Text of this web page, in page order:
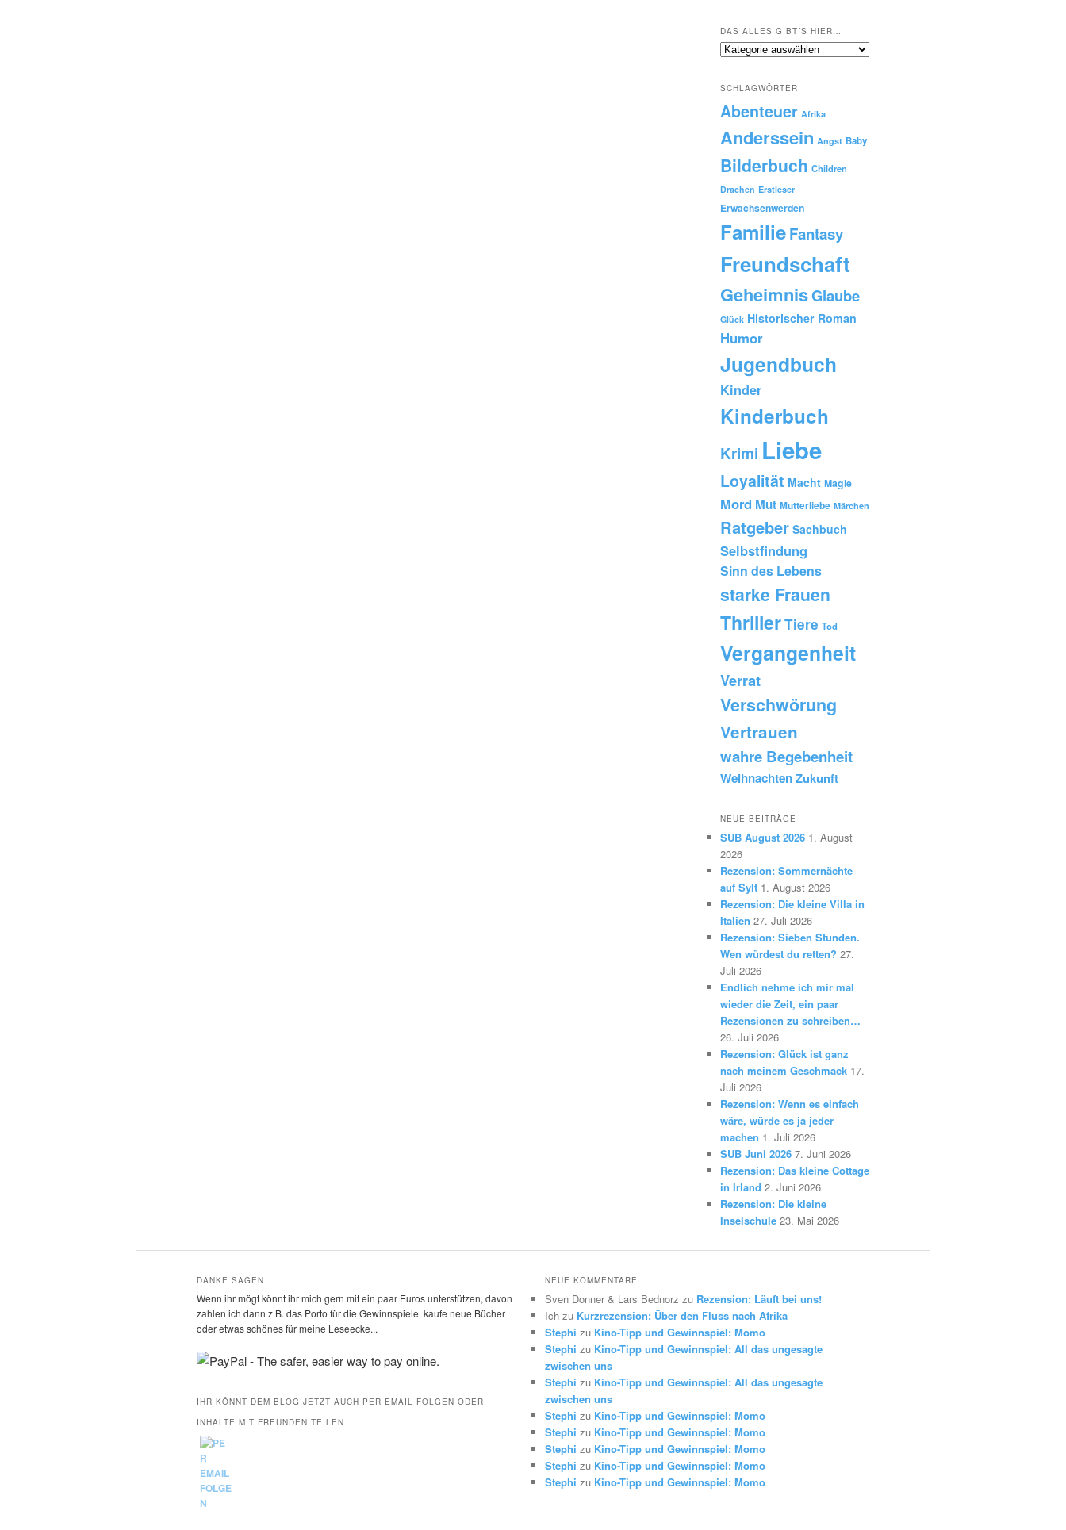
DAS ALLES GIBT´S HIER…
Das
´s
hier…
SCHLAGWÖRTER
Abenteuer Afrika
Anderssein Angst Baby
Bilderbuch Children
Drachen Erstleser
Erwachsenwerden
FamilieFantasy
Freundschaft
GeheimnisGlaube
Glück Historischer Roman
Humor
Jugendbuch
Kinder
Kinderbuch
Krimi Liebe
Loyalität Macht Magie
Mord Mut Mutterliebe Märchen
Ratgeber Sachbuch
Selbstfindung
Sinn des Lebens
starke Frauen
ThrillerTiere Tod
Vergangenheit
Verrat
Verschwörung
Vertrauen
wahre Begebenheit
WeihnachtenZukunft
NEUE BEITRÄGE
SUB August 2026 1. August
2026
Rezension: Sommernächte
auf Sylt 1. August 2026
Rezension: Die kleine Villa in
Italien 27. Juli 2026
Rezension: Sieben Stunden.
Wen würdest du retten? 27.
Juli 2026
Endlich nehme ich mir mal
wieder die Zeit, ein paar
Rezensionen zu schreiben…
26. Juli 2026
Rezension: Glück ist ganz
nach meinem Geschmack 17.
Juli 2026
Rezension: Wenn es einfach
wäre, würde es ja jeder
machen 1. Juli 2026
SUB Juni 2026 7. Juni 2026
Rezension: Das kleine Cottage
in Irland 2. Juni 2026
Rezension: Die kleine
Inselschule 23. Mai 2026
DANKE SAGEN….
Wenn ihr mögt könnt ihr mich gern mit ein paar Euros unterstützen, davon
zahlen ich dann z.B. das Porto für die Gewinnspiele. kaufe neue Bücher
oder etwas schönes für meine Leseecke...
IHR KÖNNT DEM BLOG JETZT AUCH PER EMAIL FOLGEN ODER
INHALTE MIT FREUNDEN TEILEN
NEUE KOMMENTARE
Sven Donner & Lars Bednorz zu Rezension: Läuft bei uns!
Ich zu Kurzrezension: Über den Fluss nach Afrika
Stephi zu Kino-Tipp und Gewinnspiel: Momo
Stephi zu Kino-Tipp und Gewinnspiel: All das ungesagte
zwischen uns
Stephi zu Kino-Tipp und Gewinnspiel: All das ungesagte
zwischen uns
Stephi zu Kino-Tipp und Gewinnspiel: Momo
Stephi zu Kino-Tipp und Gewinnspiel: Momo
Stephi zu Kino-Tipp und Gewinnspiel: Momo
Stephi zu Kino-Tipp und Gewinnspiel: Momo
Stephi zu Kino-Tipp und Gewinnspiel: Momo